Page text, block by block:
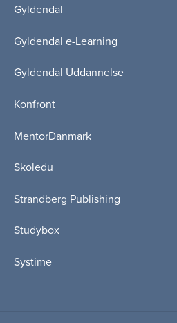
Gyldendal
Gyldendal e-Learning
Gyldendal Uddannelse
Konfront
MentorDanmark
Skoledu
Strandberg Publishing
Studybox
Systime